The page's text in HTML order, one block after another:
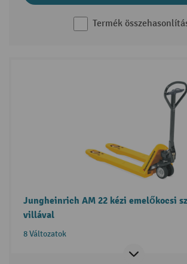
Termék
Jungheinrich AM 22 kézi emelőkocsi
villával
8 Változatok